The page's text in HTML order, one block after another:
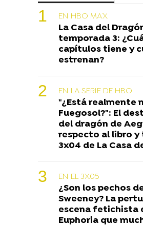
EN HBO MAX
La Casa del
temporada 3:
capítulos tiene y
estrenan?
EN LA SERIE DE HBO
"¿Está realmente
Fuegosol?": El
del dragón de
respecto al libro y
3x04 de La Casa
EN EL 3X05
¿Son los pechos
Sweeney? La
escena fetichista
Euphoria que